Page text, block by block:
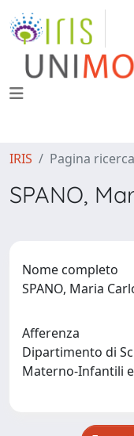
IRIS Pagina
SPANO,
Nome completo
SPANO, Maria
Afferenza
Dipartimento di
Materno-Infantili